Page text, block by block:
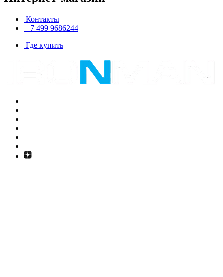
Контакты
+7 499 9686244
Где купить